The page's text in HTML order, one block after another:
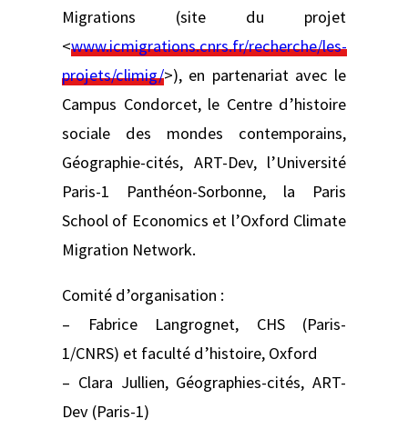
Migrations (site du projet
<www.icmigrations.cnrs.fr/recherche/les-
projets/climig/>), en partenariat avec le
Campus Condorcet, le Centre d’histoire
sociale des mondes contemporains,
Géographie-cités, ART-Dev, l’Université
Paris-1 Panthéon-Sorbonne, la Paris
School of Economics et l’Oxford Climate
Migration Network.
Comité d’organisation :
– Fabrice Langrognet, CHS (Paris-
1/CNRS) et faculté d’histoire, Oxford
– Clara Jullien, Géographies-cités, ART-
Dev (Paris-1)